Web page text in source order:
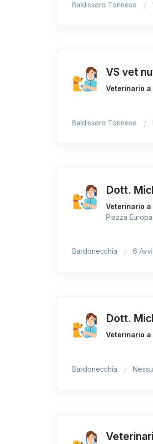
Baldissero Torinese
VS vet
Veterinario a
Baldissero Torinese
Dott.
Veterinario
Piazza
Bardonecchia 6
Dott.
Veterinario
Bardonecchia